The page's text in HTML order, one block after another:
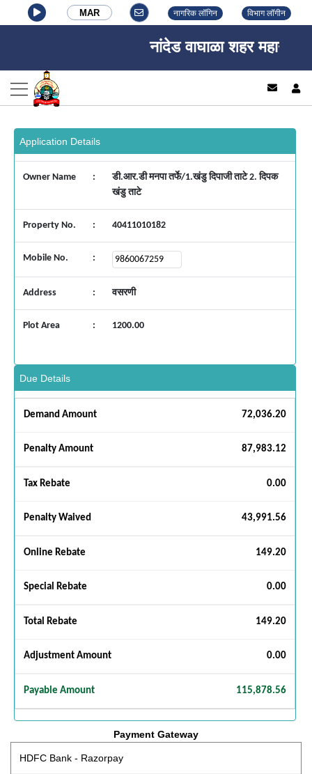
MAR नागरिक लॉगिन विभाग लॉगीन
नांदेड वाघाळा शहर
Application Details
Owner Name :
डी.आर.डी मनपा तर्फे/1.खंडु दिपाजी ताटे 2. दिपक
खंडु ताटे
Property No. : 40411010182
Mobile No. :
Address : वसरणी
Plot Area : 1200.00
Due Details
Demand Amount 72,036.20
Penalty Amount 87,983.12
Tax Rebate 0.00
Penalty Waived 43,991.56
Online Rebate 149.20
Special Rebate 0.00
Total Rebate 149.20
Adjustment Amount 0.00
Payable Amount 115,878.56
Payment Gateway